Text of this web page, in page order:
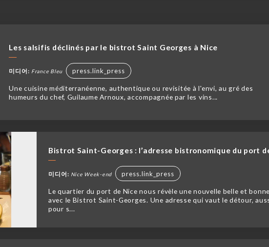
Les salsifis déclinés par le bistrot Saint Georges à Nice
미디어: France Bleu press.link_press
Une cuisine méditerranéenne, authentique ou revisitée à l'envi, au gré des
humeurs du chef, Guilaume Arnoux, accompagnée par les vins...
Bistrot Saint-Georges : l’adresse bistronomique du port
미디어: Nice Week-end press.link_press
Le quartier du port de Nice nous révèle une nouvelle belle et
avec le Bistrot Saint-Georges. Une adresse qui vaut le détour,
pour s...